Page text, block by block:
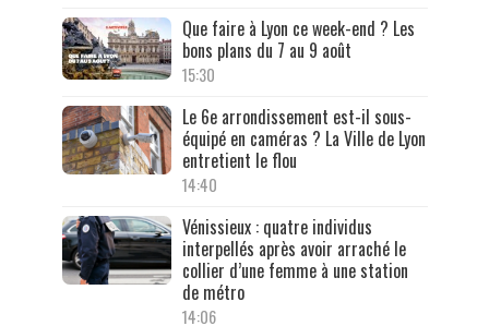
Que faire à Lyon ce week-end ? Les
bons plans du 7 au 9 août
15:30
Le 6e arrondissement est-il sous-
équipé en caméras ? La Ville de Lyon
entretient le flou
14:40
Vénissieux : quatre individus
interpellés après avoir arraché le
collier d’une femme à une station
de métro
14:06